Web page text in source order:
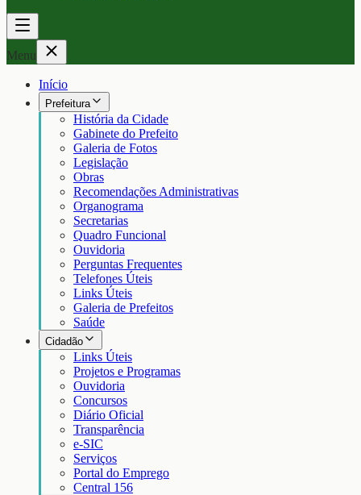
Menu
Início
Prefeitura
História da Cidade
Gabinete do Prefeito
Galeria de Fotos
Legislação
Obras
Recomendações Administrativas
Organograma
Secretarias
Quadro Funcional
Ouvidoria
Perguntas Frequentes
Telefones Úteis
Links Úteis
Galeria de Prefeitos
Saúde
Cidadão
Links Úteis
Projetos e Programas
Ouvidoria
Concursos
Diário Oficial
Transparência
e-SIC
Serviços
Portal do Emprego
Central 156